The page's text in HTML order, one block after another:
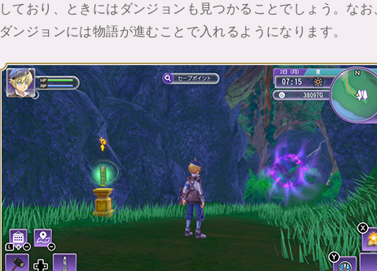
しており、ときにはダンジョンも見つかることでしょう。なお
ダンジョンには物語が進むことで入れるようになります。